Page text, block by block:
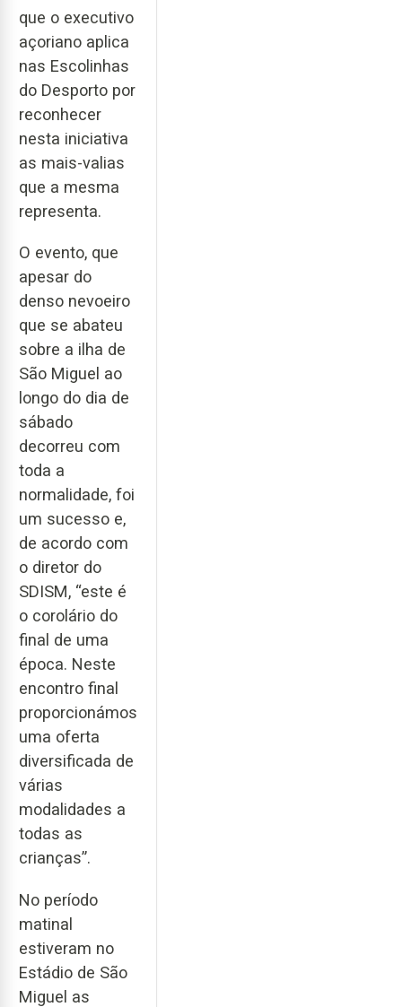
que o executivo
açoriano aplica
nas Escolinhas
do Desporto por
reconhecer
nesta iniciativa
as mais-valias
que a mesma
representa.
O evento, que
apesar do
denso nevoeiro
que se abateu
sobre a ilha de
São Miguel ao
longo do dia de
sábado
decorreu com
toda a
normalidade, foi
um sucesso e,
de acordo com
o diretor do
SDISM, “este é
o corolário do
final de uma
época. Neste
encontro final
proporcionámos
uma oferta
diversificada de
várias
modalidades a
todas as
crianças”.
No período
matinal
estiveram no
Estádio de São
Miguel as